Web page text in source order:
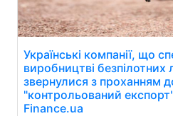
Українські компанії, що
виробництві безпілотних
звернулися з проханням
"контрольований
Finance.ua